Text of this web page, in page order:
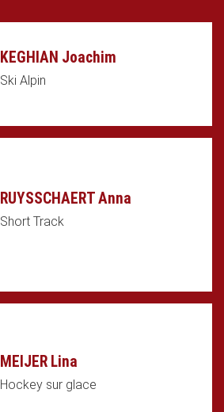
KEGHIAN Joachim
Ski Alpin
RUYSSCHAERT Anna
Short Track
MEIJER Lina
Hockey sur glace